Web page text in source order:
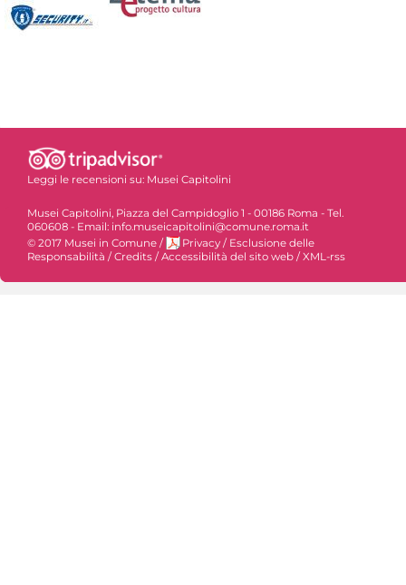
Leggi le recensioni su: Musei Capitolini
Musei Capitolini, Piazza del Campidoglio 1 - 00186 Roma - Tel.
060608 - Email: info.museicapitolini@comune.roma.it
© 2017 Musei in Comune / Privacy / Esclusione delle
Responsabilità / Credits / Accessibilità del sito web / XML-rss